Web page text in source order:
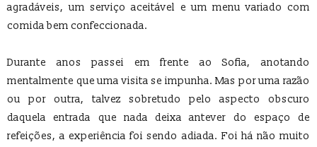
agradáveis, um serviço aceitável e um menu variado com
comida bem confeccionada.
Durante anos passei em frente ao Sofia, anotando
mentalmente que uma visita se impunha. Mas por uma razão
ou por outra, talvez sobretudo pelo aspecto obscuro
daquela entrada que nada deixa antever do espaço de
refeições, a experiência foi sendo adiada. Foi há não muito